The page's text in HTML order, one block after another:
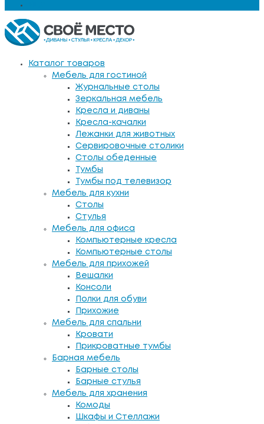
Каталог товаров
Мебель для гостиной
Журнальные столы
Зеркальная мебель
Кресла и диваны
Кресла-качалки
Лежанки для животных
Сервировочные столики
Столы обеденные
Тумбы
Тумбы под телевизор
Мебель для кухни
Столы
Стулья
Мебель для офиса
Компьютерные кресла
Компьютерные столы
Мебель для прихожей
Вешалки
Консоли
Полки для обуви
Прихожие
Мебель для спальни
Кровати
Прикроватные тумбы
Барная мебель
Барные столы
Барные стулья
Мебель для хранения
Комоды
Шкафы и Стеллажи